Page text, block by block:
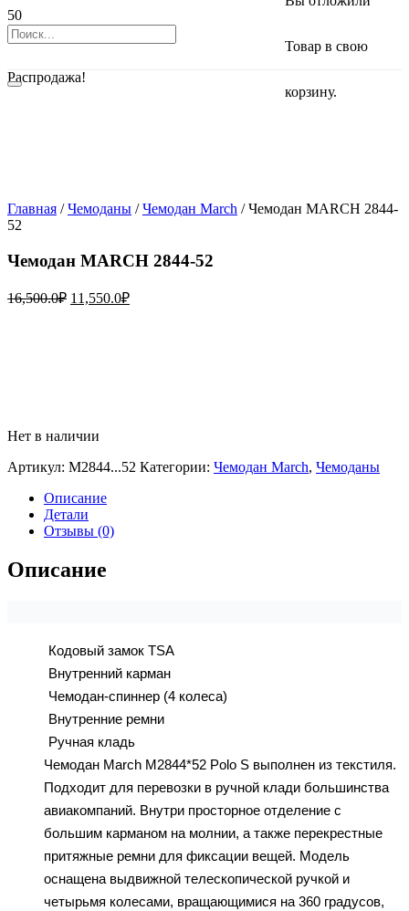
Товарв свою
корзину.
Распродажа!
Главная /Чемоданы /Чемодан March / Чемодан MARCH 2844-
52
Чемодан MARCH 2844-52
16,500.0₽ 11,550.0₽
Нет в наличии
Артикул: М2844...52 Категории: Чемодан March, Чемоданы
Описание
Детали
Отзывы (0)
Описание
Кодовый замок TSA
Внутренний карман
Чемодан-спиннер (4 колеса)
Внутренние ремни
Ручная кладь
Чемодан March M2844*52 Polo S выполнен из текстиля.
Подходит для перевозки в ручной клади большинства
авиакомпаний. Внутри просторное отделение с
большим карманом на молнии, а также перекрестные
притяжные ремни для фиксации вещей. Модель
оснащена выдвижной телескопической ручкой и
четырьмя колесами, вращающимися на 360 градусов,